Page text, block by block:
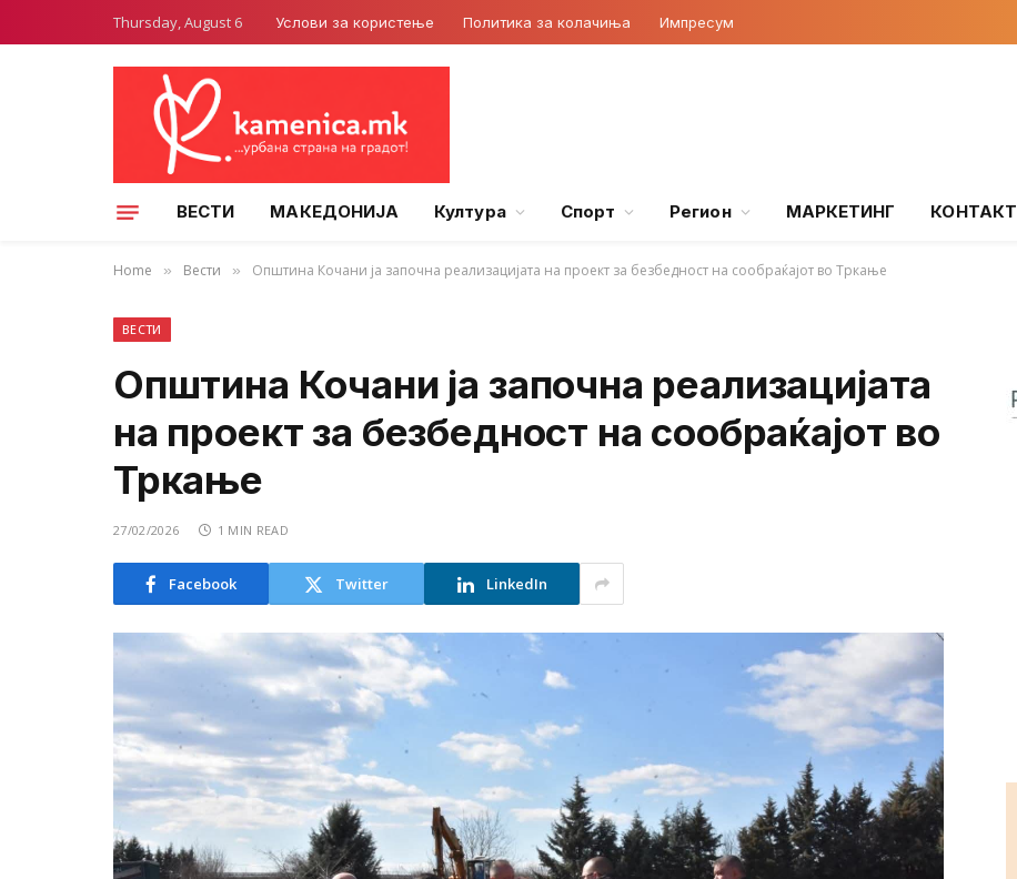
Thursday, August 6 Услови за користење Политика за колачиња Импресум
ВЕСТИ МАКЕДОНИЈА Култура Спорт Регион МАРКЕТИНГ КОНТАКТ
Home » Вести » Општина Кочани ја започна реализацијата на проект за безбедност на сообраќајот во Тркање
ВЕСТИ
Општина Кочани ја започна реализацијата
на проект за безбедност на сообраќајот во
Тркање
27/02/2026 1 MIN READ
Facebook Twitter LinkedIn